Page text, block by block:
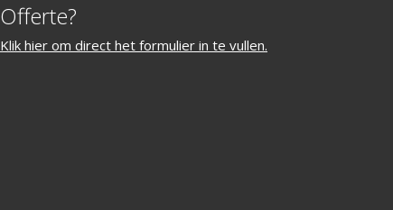
Offerte?
Klik hier om direct het formulier in te vullen.